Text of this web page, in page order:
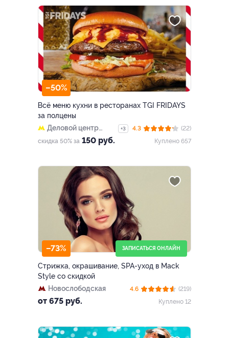
–50%
Всё меню кухни в ресторанах TGI FRIDAYS
за полцены
Деловой центр
(закрыт)
+3
скидка 50% за 150 руб.
4.3
(22)
Куплено 657
–73% ЗАПИСАТЬСЯ ОНЛАЙН
Стрижка, окрашивание, SPA-уход в Mack
Style со скидкой
Новослободская
от 675 руб.
4.6
(219)
Куплено 12